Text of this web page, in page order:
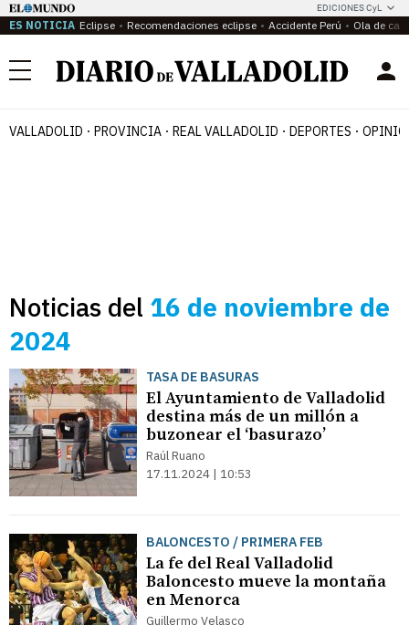
EDICIONES CyL
ES NOTICIA Eclipse Recomendaciones eclipse Accidente Perú Ola de
Menú
VALLADOLID PROVINCIA REAL VALLADOLID DEPORTES
Noticias del 16 de noviembre de
2024
TASA DE BASURAS
El Ayuntamiento de Valladolid
destina más de un millón a
buzonear el ‘basurazo’
Raúl Ruano
17.11.2024 | 10:53
BALONCESTO / PRIMERA FEB
La fe del Real Valladolid
Baloncesto mueve la montaña
en Menorca
Guillermo Velasco